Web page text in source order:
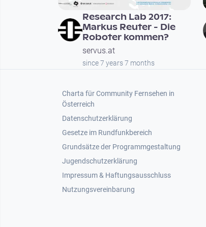
Research Lab 2017:
Markus Reuter - Die
Roboter kommen?
servus.at
since 7 years 7 months
Footer 1
Charta für Community Fernsehen in
Österreich
Datenschutzerklärung
Gesetze im Rundfunkbereich
Grundsätze der Programmgestaltung
Jugendschutzerklärung
Impressum & Haftungsausschluss
Nutzungsvereinbarung